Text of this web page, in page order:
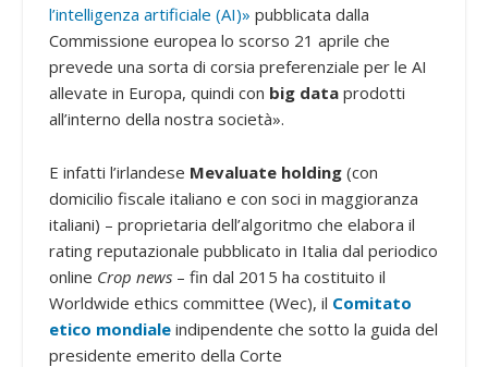
l’intelligenza artificiale (AI)» pubblicata dalla
Commissione europea lo scorso 21 aprile che
prevede una sorta di corsia preferenziale per le AI
allevate in Europa, quindi con big data prodotti
all’interno della nostra società».
E infatti l’irlandese Mevaluate holding (con
domicilio fiscale italiano e con soci in maggioranza
italiani) – proprietaria dell’algoritmo che elabora il
rating reputazionale pubblicato in Italia dal periodico
online Crop news – fin dal 2015 ha costituito il
Worldwide ethics committee (Wec), il Comitato
etico mondiale indipendente che sotto la guida del
presidente emerito della Corte